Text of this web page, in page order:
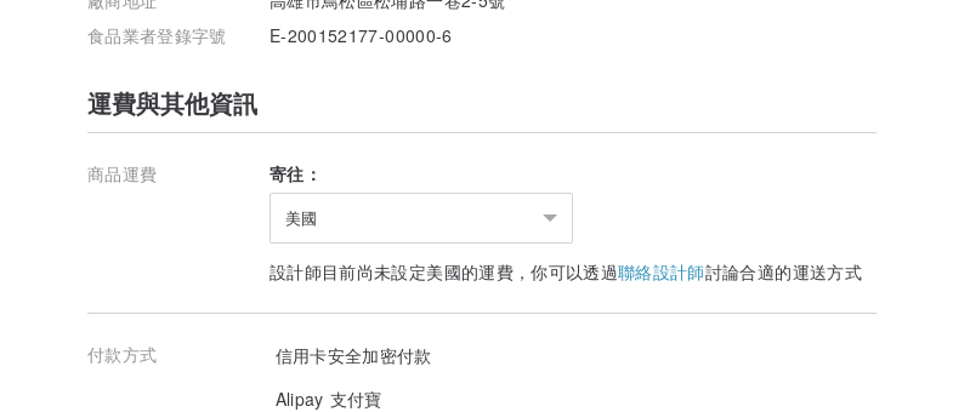
食品業者登錄字號
E-200152177-00000-6
運費與其他資訊
商品運費 寄往：
美國
設計師目前尚未設定美國的運費，你可以透過聯絡設計師討論合適的運送方式
付款方式
信用卡安全加密付款
Alipay 支付寶